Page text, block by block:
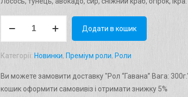
300г.
кількість
Додати в кошик
Категорії: Новинки, Преміум роли, Роли
Ви можете замовити доставку "Рол “Гавана” Вага:
кошик оформити самовивіз і отримати знижку 5%